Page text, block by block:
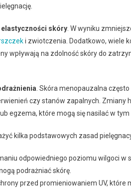
elastyczności skóry . W wyniku
i zwiotczenia. Dodatkowo, wiele
wpływają na zdolność skóry do
. Skóra menopauzalna
czy stanów zapalnych. Zmiany
egzema, które mogą się nasilać w tym
kilka podstawowych zasad
odpowiedniego poziomu wilgoci w
podrażniać skórę.
przed promieniowaniem UV, które